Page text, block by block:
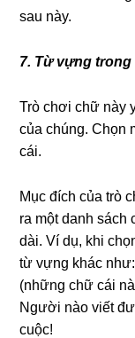
sau này.
7. Từ vựng
Trò chơi chữ này
của chúng. Chọn
cái.
Mục đích của trò
ra một danh sách
dài. Ví dụ, khi
từ vựng khác
(những chữ cái
Người nào viết
cuộc!